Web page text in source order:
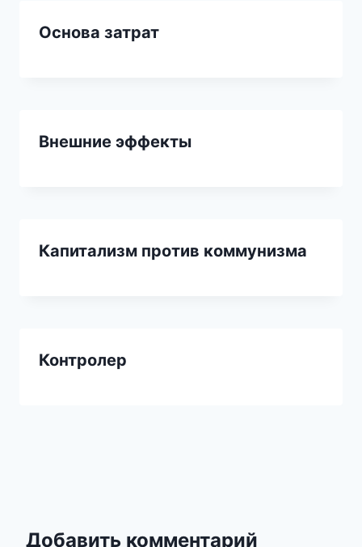
Основа затрат
Внешние эффекты
Капитализм против коммунизма
Контролер
Добавить комментарий